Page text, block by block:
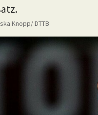
Knopp/ DTTB